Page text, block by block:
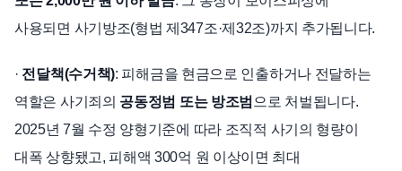
사용되면 사기방조(형법 제347조·제32조)까지 추가됩니다.
· 전달책(수거책): 피해금을 현금으로 인출하거나 전달하는
역할은 사기죄의 공동정범 또는 방조범 으로 처벌됩니다.
2025년 7월 수정 양형기준에 따라 조직적 사기의 형량이
대폭 상향됐고, 피해액 300억 원 이상이면 최대